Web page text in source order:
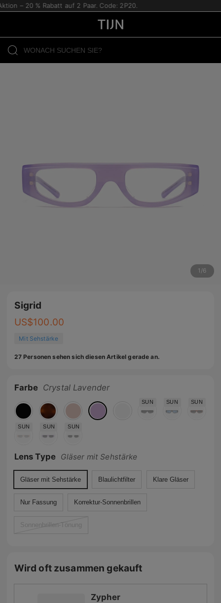
– 20 % Rabatt auf 2 Paar. Code: 2P20.
1 /6
Sigrid
US$100.00
Mit Sehstärke
27 Personen sehen sich diesen Artikel gerade an.
Farbe Crystal Lavender
SUN SUN SUN
SUN SUN SUN
Lens Type Gläser mit Sehstärke
Gläser mit Sehstärke Blaulichtfilter Klare Gläser
Nur Fassung Korrektur-Sonnenbrillen
Sonnenbrillen-Tönung
Wird oft zusammen gekauft
Zypher